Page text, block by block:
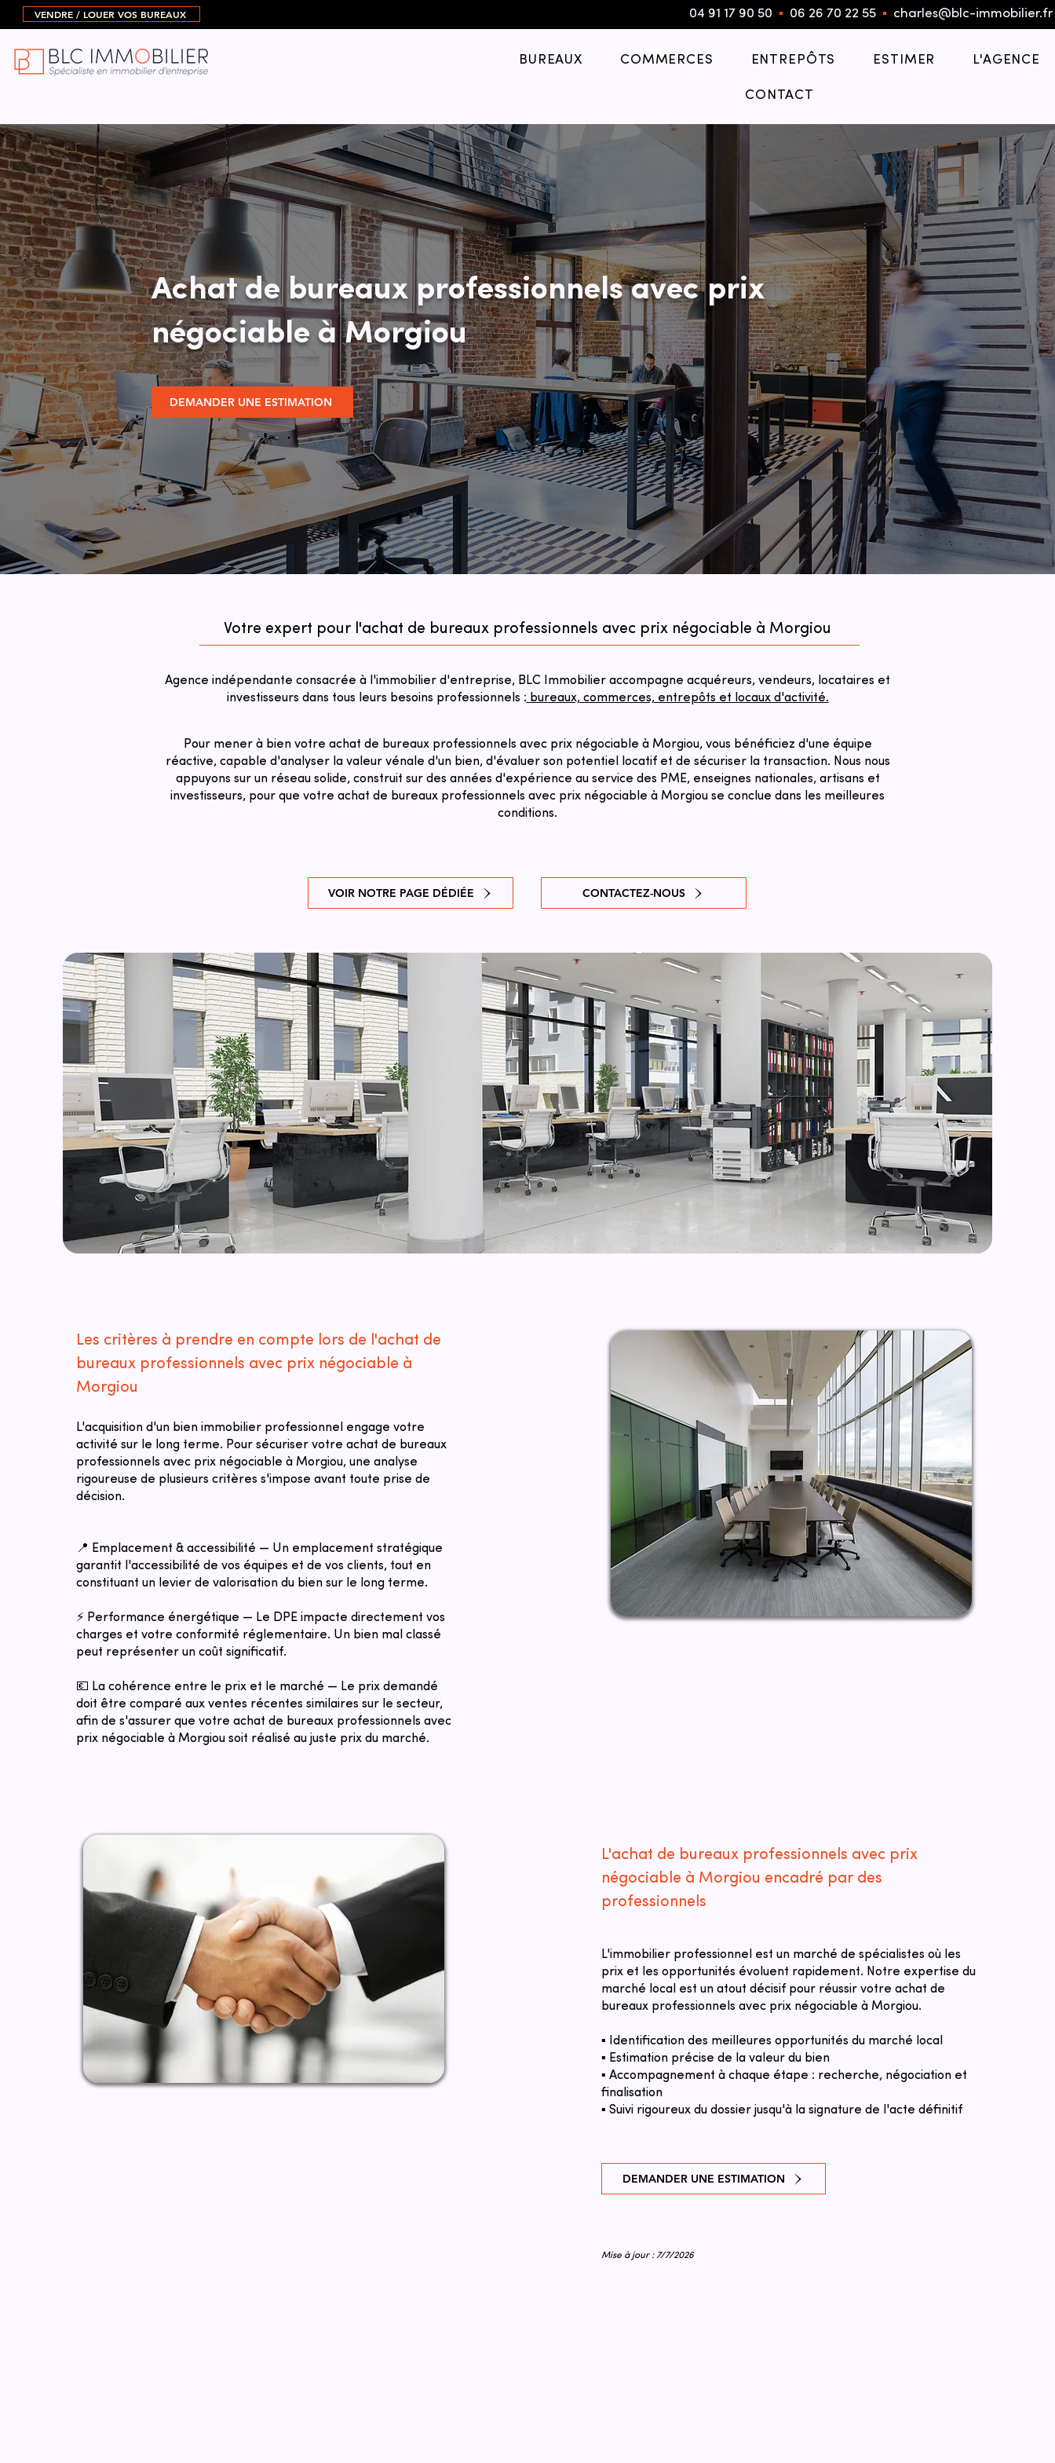
VENDRE / LOUER VOS BUREAUX 04 91 17 90 50 ▪︎ 06 26 70 22 55 ▪︎ charles@blc-immobilier.fr
BUREAUX COMMERCES ENTREPÔTS ESTIMER L'AGENCE
CONTACT
Achat de bureaux professionnels avec prix
négociable à Morgiou
DEMANDER UNE ESTIMATION
Votre expert pour l'achat de bureaux professionnels avec prix négociable à Morgiou
Agence indépendante consacrée à l'immobilier d'entreprise, BLC Immobilier accompagne acquéreurs, vendeurs, locataires et
investisseurs dans tous leurs besoins professionnels : bureaux, commerces, entrepôts et locaux d'activité.
Pour mener à bien votre achat de bureaux professionnels avec prix négociable à Morgiou, vous bénéficiez d'une équipe
réactive, capable d'analyser la valeur vénale d'un bien, d'évaluer son potentiel locatif et de sécuriser la transaction. ​Nous nous
appuyons sur un réseau solide, construit sur des années d'expérience au service des PME, enseignes nationales, artisans et
investisseurs, pour que votre achat de bureaux professionnels avec prix négociable à Morgiou se conclue dans les meilleures
conditions.
VOIR NOTRE PAGE DÉDIÉE CONTACTEZ-NOUS
Les critères à prendre en compte lors de l'achat de
bureaux professionnels avec prix négociable à
Morgiou
L'acquisition d'un bien immobilier professionnel engage votre
activité sur le long terme. Pour sécuriser votre achat de bureaux
professionnels avec prix négociable à Morgiou, une analyse
rigoureuse de plusieurs critères s'impose avant toute prise de
décision.
📍 Emplacement & accessibilité — Un emplacement stratégique
garantit l'accessibilité de vos équipes et de vos clients, tout en
constituant un levier de valorisation du bien sur le long terme.
⚡ Performance énergétique — Le DPE impacte directement vos
charges et votre conformité réglementaire. Un bien mal classé
peut représenter un coût significatif.
💶 La cohérence entre le prix et le marché — Le prix demandé
doit être comparé aux ventes récentes similaires sur le secteur,
afin de s'assurer que votre achat de bureaux professionnels avec
prix négociable à Morgiou soit réalisé au juste prix du marché.
L'achat de bureaux professionnels avec prix
négociable à Morgiou encadré par des
professionnels
L'immobilier professionnel est un marché de spécialistes où les
prix et les opportunités évoluent rapidement. Notre expertise du
marché local est un atout décisif pour réussir votre achat de
bureaux professionnels avec prix négociable à Morgiou.
▪ Identification des meilleures opportunités du marché local
▪ Estimation précise de la valeur du bien
▪ Accompagnement à chaque étape : recherche, négociation et
finalisation
▪ Suivi rigoureux du dossier jusqu'à la signature de l'acte définitif
DEMANDER UNE ESTIMATION
Mise à jour : 7/7/2026